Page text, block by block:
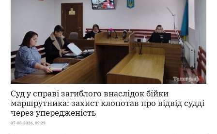
Суд у справі загиблого внаслідок бійки
маршрутника: захист клопотав про відвід судді
через упередженість
07-08-2026, 09:29